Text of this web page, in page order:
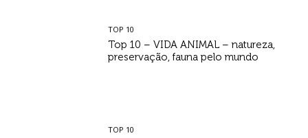
TOP 10
Top 10 – VIDA ANIMAL – natureza,
preservação, fauna pelo mundo
TOP 10